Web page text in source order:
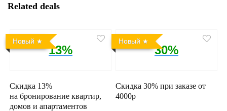
Related deals
Новый
13%
Скидка 13%
на бронирование квартир,
домов и апартаментов
Новый
30%
Скидка 30% при заказе от
4000р